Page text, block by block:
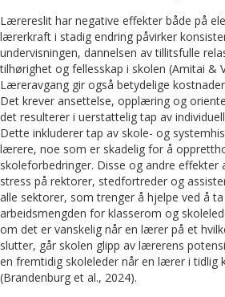
Lærereslit har negative effekter både på
lærerkraft i stadig endring påvirker
undervisningen, dannelsen av tillitsfulle
tilhørighet og fellesskap i skolen (Amitai &
Læreravgang gir også betydelige
Det krever ansettelse, opplæring og
det resulterer i uerstattelig tap av
Dette inkluderer tap av skole- og
lærere, noe som er skadelig for å
skoleforbedringer. Disse og andre
stress på rektorer, stedfortreder og
alle sektorer, som trenger å hjelpe ved å
arbeidsmengden for klasserom og
om det er vanskelig når en lærer på et
slutter, går skolen glipp av lærerens
en fremtidig skoleleder når en lærer i tidlig
(Brandenburg et al., 2024).